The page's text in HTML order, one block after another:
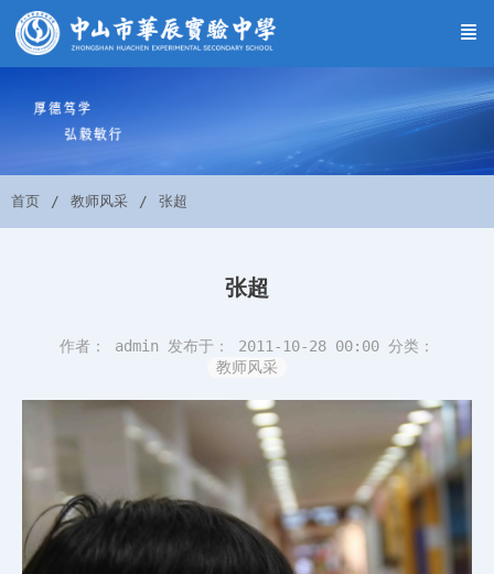
首页 教师风采 张超
张超
作者： admin 发布于： 2011-10-28 00:00 分类：
教师风采